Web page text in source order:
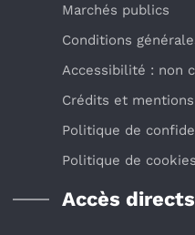
Marchés publics
Conditions
Accessibilité : non
Crédits et
Politique de
Politique de cookies
Accès directs